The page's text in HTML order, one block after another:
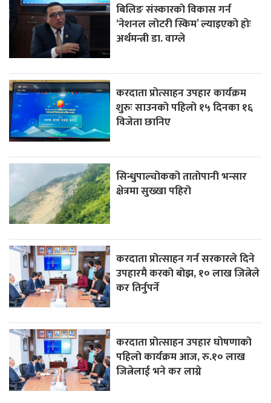
बिलिङ संस्कारको विकास गर्न
‘नेशनल लोटरी स्किम’ ल्याइएकाे हाेः
अर्थमन्त्री डा. वाग्ले
करदाता प्रोत्साहन उपहार कार्यक्रम
शुरुः साउनको पहिलो १५ दिनका १६
विजेता छानिए
सिन्धुपाल्चोकको तातोपानी भन्सार
क्षेत्रमा सुख्खा पहिरो
करदाता प्रोत्साहन गर्न सरकारले दिने
उपहारमै करको बोझ, १० लाख जित्नेले
कर तिर्नुपर्ने
करदाता प्रोत्साहन उपहार घाेषणाको
पहिलो कार्यक्रम आज, रु.१० लाख
जित्नेलाई भने कर लाग्ने